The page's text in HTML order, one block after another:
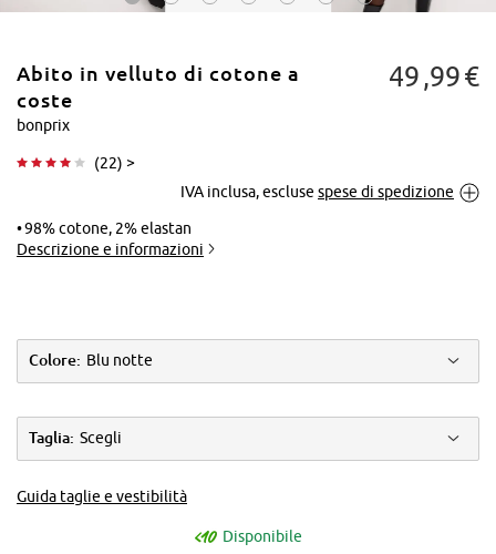
ingrandire
Abito in velluto di cotone a
coste
bonprix
(22) >
49 99€
IVA inclusa, escluse spese di spedizione
98% cotone, 2% elastan
Descrizione e informazioni
Colore: Blu notte
Taglia: Scegli
Guida taglie e vestibilità
Disponibile